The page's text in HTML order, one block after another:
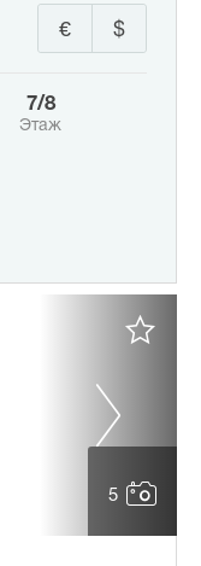
$
€
7/8
Этаж
5